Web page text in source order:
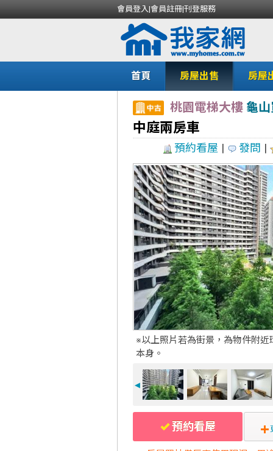
會員登入|會員註冊|刊登服務
首頁 房屋出售 房屋
桃園電梯大樓 龜
中庭兩房車
預約看屋 | 發問 |
※以上照片若為街景，為物件附近
本身。
◄
預約看屋